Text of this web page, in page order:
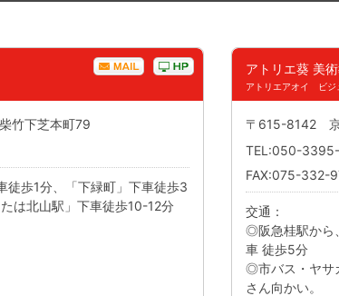
竹下芝本町79
徒歩1分、「下緑町」下車徒歩3
は北山駅」下車徒歩10-12分
アトリエ葵 美
アトリエアオイ ビジ
〒615-8142 京
TEL:050-
FAX:075-332-
交通：
◎阪急桂駅から
車 徒歩5分
◎市バス・ヤサ
さん向かい。